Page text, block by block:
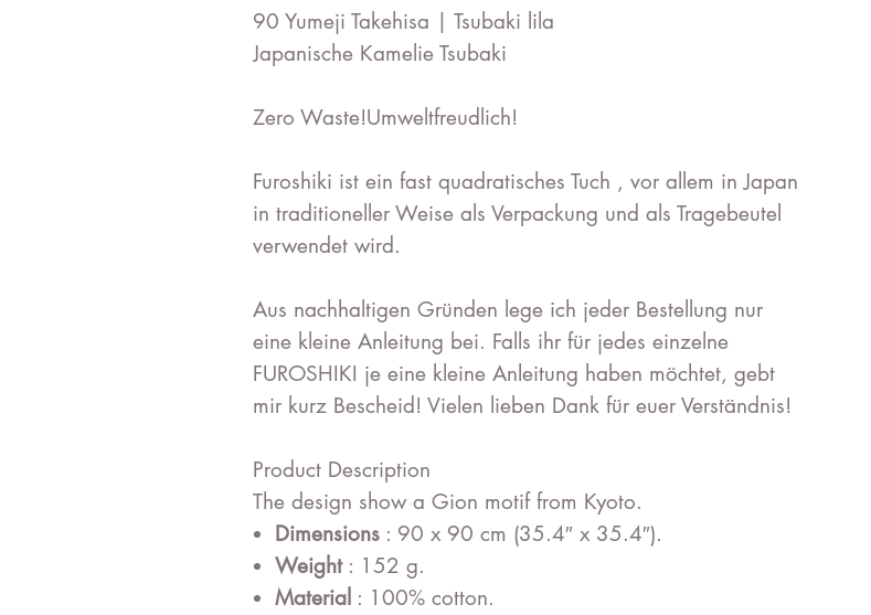
90 Yumeji Takehisa | Tsubaki lila
Japanische Kamelie Tsubaki
Zero Waste!Umweltfreudlich!
Furoshiki ist ein fast quadratisches Tuch , vor allem in Japan
in traditioneller Weise als Verpackung und als Tragebeutel
verwendet wird.
Aus nachhaltigen Gründen lege ich jeder Bestellung nur
eine kleine Anleitung bei. Falls ihr für jedes einzelne
FUROSHIKI je eine kleine Anleitung haben möchtet, gebt
mir kurz Bescheid! Vielen lieben Dank für euer Verständnis!
Product Description
The design show a Gion motif from Kyoto.
Dimensions : 90 x 90 cm (35.4″ x 35.4″).
Weight: 152 g.
Material : 100% cotton.